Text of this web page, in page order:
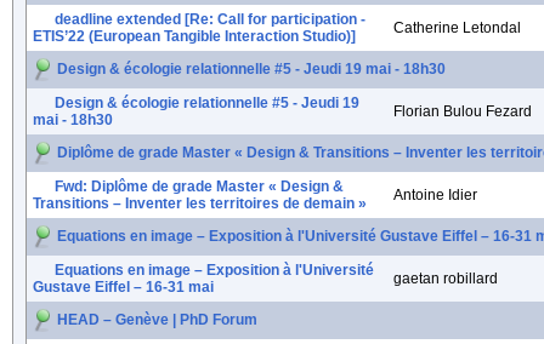
deadline extended [Re: Call for participation -
ETIS’22 (European Tangible Interaction Studio)]
Catherine Letondal
Design & écologie relationnelle #5 - Jeudi 19 mai - 18h30
Design & écologie relationnelle #5 - Jeudi 19
mai - 18h30
Florian Bulou Fezard
Diplôme de grade Master « Design & Transitions – Inventer les
Fwd: Diplôme de grade Master « Design &
Transitions – Inventer les territoires de demain »
Antoine Idier
Equations en image – Exposition à l'Université Gustave Eiffel – 16-31
Equations en image – Exposition à l'Université
Gustave Eiffel – 16-31 mai
gaetan robillard
HEAD – Genève | PhD Forum